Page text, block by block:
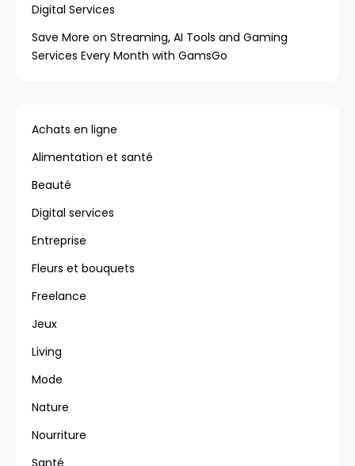
Digital Services
Save More on Streaming, AI Tools and Gaming
Services Every Month with GamsGo
Achats en ligne
Alimentation et santé
Beauté
Digital services
Entreprise
Fleurs et bouquets
Freelance
Jeux
Living
Mode
Nature
Nourriture
Santé